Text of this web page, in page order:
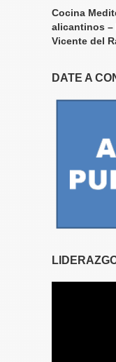
Cocina
alicantinos –
Vicente del
DATE A